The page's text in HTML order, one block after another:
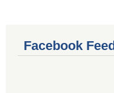
Facebook Feed